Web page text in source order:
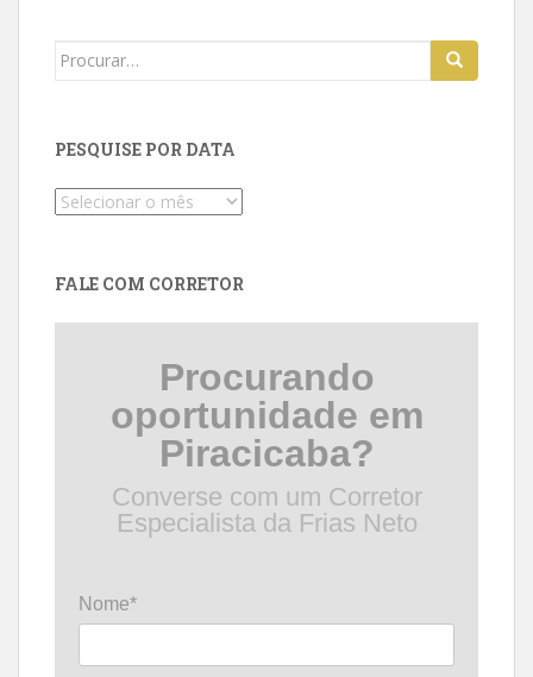
Search
PESQUISE POR DATA
Pesquise
FALE COM CORRETOR
Procurando
oportunidade em
Piracicaba?
Converse com um Corretor
Especialista da Frias Neto
Nome*